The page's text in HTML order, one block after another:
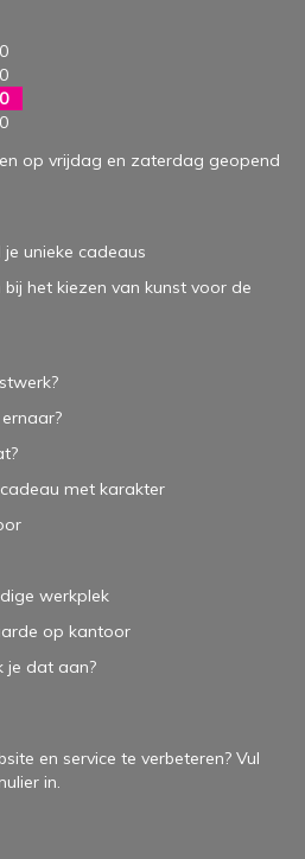
op vrijdag en zaterdag geopend
unieke cadeaus
het kiezen van kunst voor de
met karakter
werkplek
op kantoor
je dat aan?
en service te verbeteren? Vul
in.